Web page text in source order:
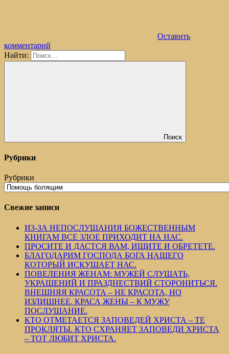
Оставить
комментарий
Найти:
Поиск
Рубрики
Рубрики
Свежие записи
ИЗ-ЗА НЕПОСЛУШАНИЯ БОЖЕСТВЕННЫМ
КНИГАМ ВСЕ ЗЛОЕ ПРИХОДИТ НА НАС.
ПРОСИТЕ И ДАСТСЯ ВАМ, ИЩИТЕ И ОБРЕТЕТЕ.
БЛАГОДАРИМ ГОСПОДА БОГА НАШЕГО
КОТОРЫЙ ИСКУШАЕТ НАС.
ПОВЕЛЕНИЯ ЖЕНАМ: МУЖЕЙ СЛУШАТЬ,
УКРАШЕНИЙ И ПРАЗДНЕСТВИЙ СТОРОНИТЬСЯ.
ВНЕШНЯЯ КРАСОТА – НЕ КРАСОТА, НО
ИЗЛИШНЕЕ. КРАСА ЖЕНЫ – К МУЖУ
ПОСЛУШАНИЕ.
КТО ОТМЕТАЕТСЯ ЗАПОВЕДЕЙ ХРИСТА – ТЕ
ПРОКЛЯТЫ. КТО СХРАНЯЕТ ЗАПОВЕДИ ХРИСТА
– ТОТ ЛЮБИТ ХРИСТА.